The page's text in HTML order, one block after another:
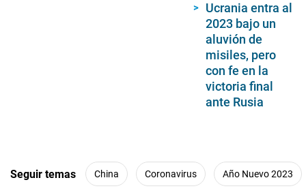
Ucrania entra al
2023 bajo un
aluvión de
misiles, pero
con fe en la
victoria final
ante Rusia
Seguir temas China Coronavirus Año Nuevo 2023